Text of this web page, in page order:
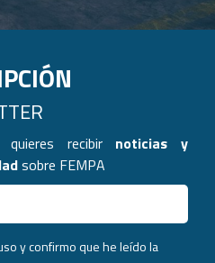
recibir noticias y
sobre FEMPA
y confirmo que he leído la